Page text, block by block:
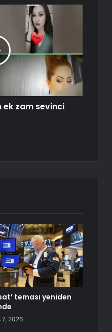
ek zam sevinci
teması yeniden
7, 2026